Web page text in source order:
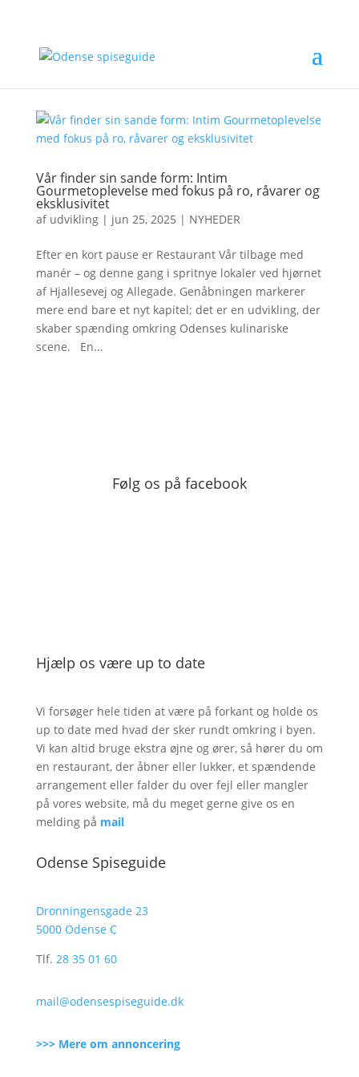
Vår finder sin sande form: Intim
Gourmetoplevelse med fokus på ro, råvarer og
eksklusivitet
af udvikling| jun 25, 2025 | NYHEDER
Efter en kort pause er Restaurant Vår tilbage med
manér – og denne gang i spritnye lokaler ved hjørnet
af Hjallesevej og Allegade. Genåbningen markerer
mere end bare et nyt kapitel; det er en udvikling, der
skaber spænding omkring Odenses kulinariske
scene. En...
Følg os på facebook
Hjælp os være up to date
Vi forsøger hele tiden at være på forkant og holde os
up to date med hvad der sker rundt omkring i byen.
Vi kan altid bruge ekstra øjne og ører, så hører du om
en restaurant, der åbner eller lukker, et spændende
arrangement eller falder du over fejl eller mangler
på vores website, må du meget gerne give os en
melding på mail
Odense Spiseguide
Dronningensgade 23
5000 Odense C
Tlf. 28 35 01 60
mail@odensespiseguide.dk
>>> Mere om annoncering